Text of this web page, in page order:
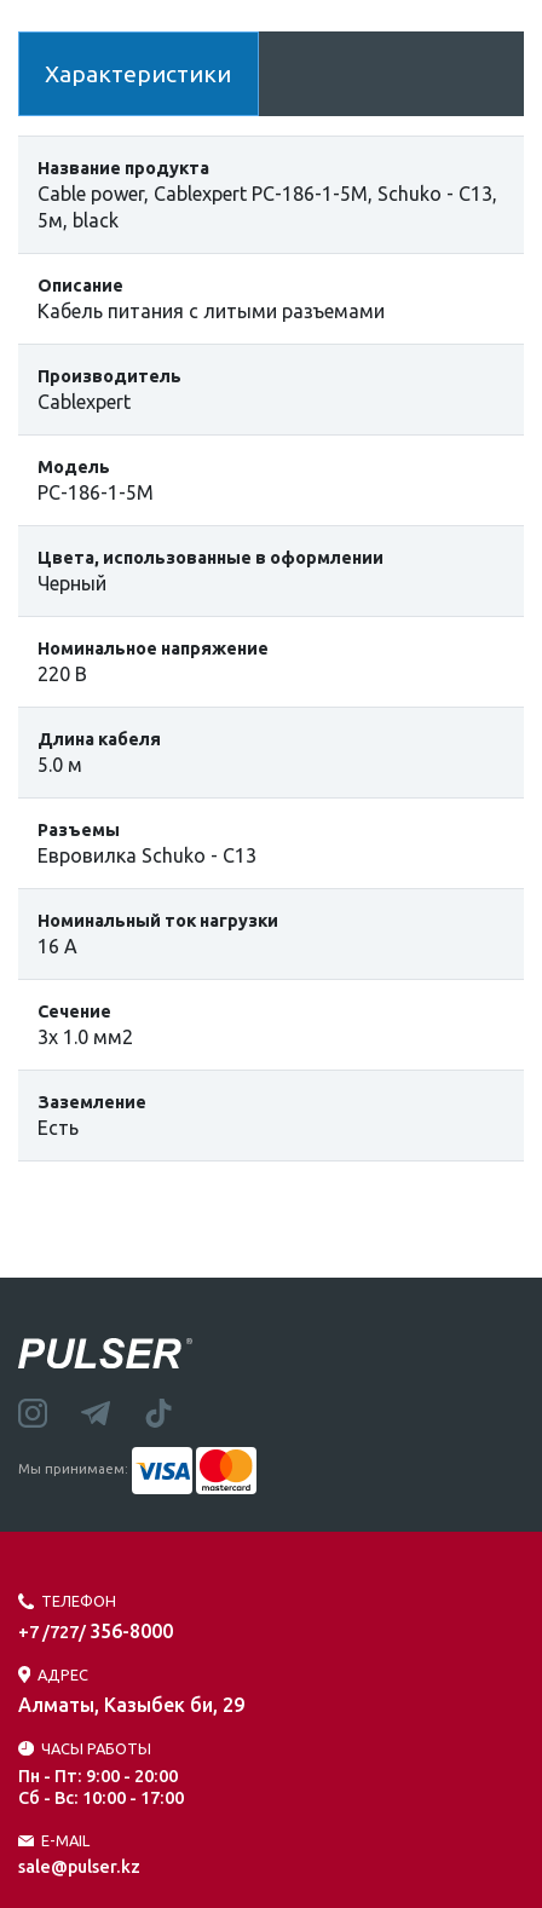
Характеристики
Название продукта
Cable power, Cablexpert PC-186-1-5M, Schuko - C13,
5м, black
Описание
Кабель питания с литыми разъемами
Производитель
Cablexpert
Модель
PC-186-1-5M
Цвета, использованные в оформлении
Черный
Номинальное напряжение
220 B
Длина кабеля
5.0 м
Разъемы
Евровилка Schuko - C13
Номинальный ток нагрузки
16 А
Сечение
3х 1.0 мм2
Заземление
Eсть
Мы принимаем:
ТЕЛЕФОН
+7 /727/ 356-8000
АДРЕС
Алматы, Казыбек би, 29
ЧАСЫ РАБОТЫ
Пн - Пт: 9:00 - 20:00
Сб - Вс: 10:00 - 17:00
E-MAIL
sale@pulser.kz